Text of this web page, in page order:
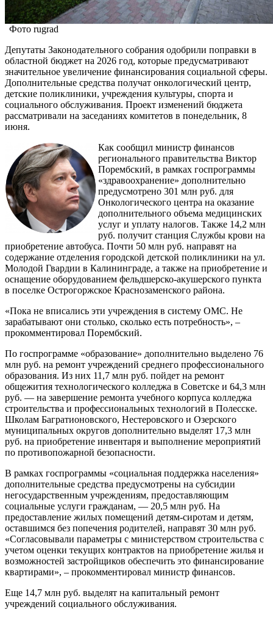
Фото rugrad
Депутаты Законодательного собрания одобрили поправки в
областной бюджет на 2026 год, которые предусматривают
значительное увеличение финансирования социальной сферы.
Дополнительные средства получат онкологический центр,
детские поликлиники, учреждения культуры, спорта и
социального обслуживания. Проект изменений бюджета
рассматривали на заседаниях комитетов в понедельник, 8
июня.
Как сообщил министр финансов
регионального правительства Виктор
Порембский, в рамках госпрограммы
«здравоохранение» дополнительно
предусмотрено 301 млн руб. для
Онкологического центра на оказание
дополнительного объема медицинских
услуг и уплату налогов. Также 14,2 млн
руб. получит станция Службы крови на
приобретение автобуса. Почти 50 млн руб. направят на
содержание отделения городской детской поликлиники на ул.
Молодой Гвардии в Калининграде, а также на приобретение и
оснащение оборудованием фельдшерско-акушерского пункта
в поселке Острогоржское Краснозаменского района.
«Пока не вписались эти учреждения в систему ОМС. Не
зарабатывают они столько, сколько есть потребность», –
прокомментировал Порембский.
По госпрограмме «образование» дополнительно выделено 76
млн руб. на ремонт учреждений среднего профессионального
образования. Из них 11,7 млн руб. пойдет на ремонт
общежития технологического колледжа в Советске и 64,3 млн
руб. — на завершение ремонта учебного корпуса колледжа
строительства и профессиональных технологий в Полесске.
Школам Багратионовского, Нестеровского и Озерского
муниципальных округов дополнительно выделят 17,3 млн
руб. на приобретение инвентаря и выполнение мероприятий
по противопожарной безопасности.
В рамках госпрограммы «социальная поддержка населения»
дополнительные средства предусмотрены на субсидии
негосударственным учреждениям, предоставляющим
социальные услуги гражданам, — 20,5 млн руб. На
предоставление жилых помещений детям-сиротам и детям,
оставшимся без попечения родителей, направят 30 млн руб.
«Согласовывали параметры с министерством строительства с
учетом оценки текущих контрактов на приобретение жилья и
возможностей застройщиков обеспечить это финансирование
квартирами», – прокомментировал министр финансов.
Еще 14,7 млн руб. выделят на капитальный ремонт
учреждений социального обслуживания.